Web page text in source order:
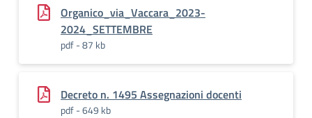
Organico_via_Vaccara_2023-
2024_SETTEMBRE
pdf - 87 kb
Decreto n. 1495 Assegnazioni docenti
pdf - 649 kb